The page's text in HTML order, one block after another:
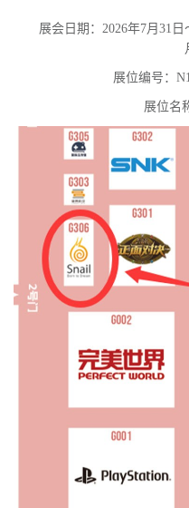
展会日期：2026年7月31
展位编号：
展位名